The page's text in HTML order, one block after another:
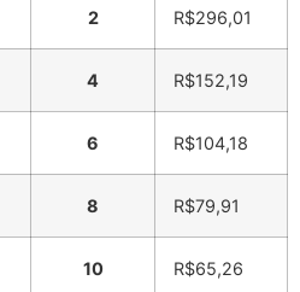
2 R$296,01
4 R$152,19
6 R$104,18
8 R$79,91
10 R$65,26